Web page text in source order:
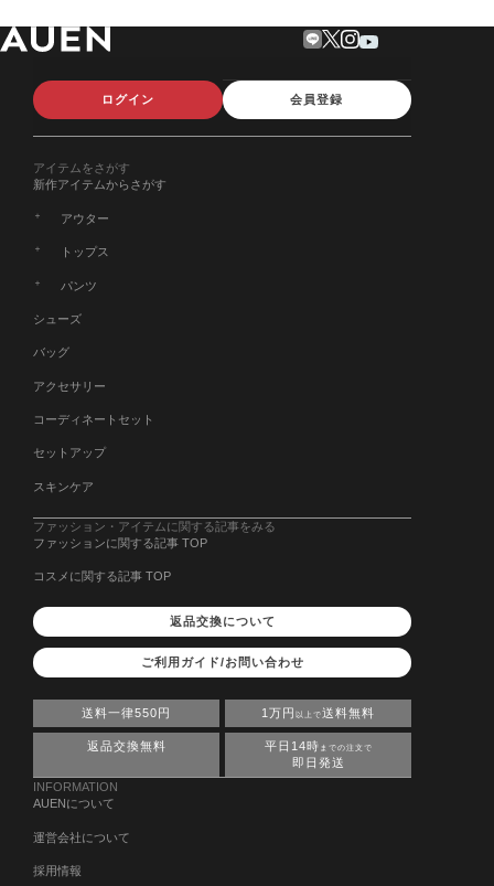
ログイン 会員登録
アイテムをさがす
新作アイテムからさがす
アウター
トップス
パンツ
シューズ
バッグ
アクセサリー
コーディネートセット
セットアップ
スキンケア
ファッション・アイテムに関する記事をみる
ファッションに関する記事 TOP
コスメに関する記事 TOP
返品交換について
ご利用ガイド/お問い合わせ
送料一律550円 1万円 以上で送料無料
返品交換無料 平日14時 までの注文で
即日発送
INFORMATION
AUENについて
運営会社について
採用情報